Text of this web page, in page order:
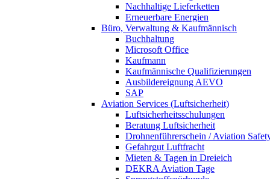
Nachhaltige Lieferketten
Erneuerbare Energien
Büro, Verwaltung & Kaufmännisch
Buchhaltung
Microsoft Office
Kaufmann
Kaufmännische Qualifizierungen
Ausbildereignung AEVO
SAP
Aviation Services (Luftsicherheit)
Luftsicherheitsschulungen
Beratung Luftsicherheit
Drohnenführerschein / Aviation
Gefahrgut Luftfracht
Mieten & Tagen in Dreieich
DEKRA Aviation Tage